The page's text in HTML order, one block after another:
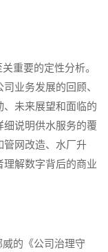
重要的定性分析。
业务发展的回顾、
未来展望和面临的
细说明供水服务的覆
管网改造、水厂升
解数字背后的商业
的《公司治理守